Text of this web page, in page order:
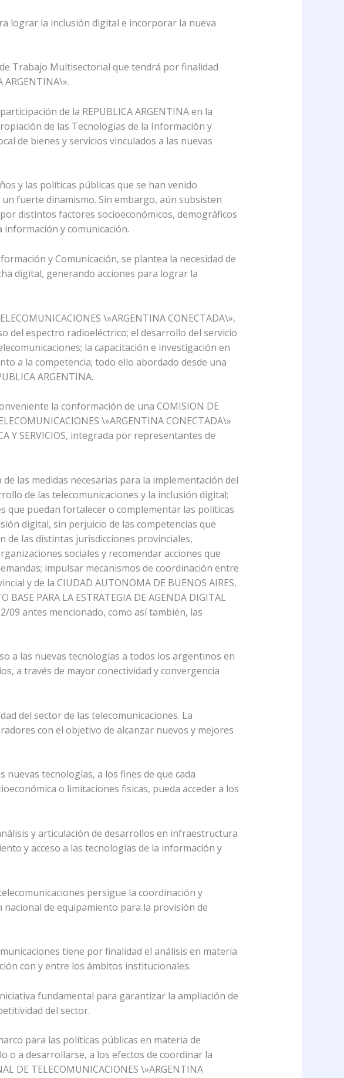
lograr la inclusión digital e incorporar la nueva
Trabajo Multisectorial que tendrá por finalidad
ARGENTINA\».
de la REPUBLICA ARGENTINA en la
de las Tecnologías de la Información y
de bienes y servicios vinculados a las nuevas
y las políticas públicas que se han venido
fuerte dinamismo. Sin embargo, aún subsisten
distintos factores socioeconómicos, demográficos
y comunicación.
y Comunicación, se plantea la necesidad de
digital, generando acciones para lograr la
\»ARGENTINA CONECTADA\»,
del espectro radioeléctrico; el desarrollo del servicio
la capacitación e investigación en
a la competencia; todo ello abordado desde una
ARGENTINA.
la conformación de una COMISION DE
\»ARGENTINA CONECTADA\»
Y SERVICIOS, integrada por representantes de
las medidas necesarias para la implementación del
de las telecomunicaciones y la inclusión digital;
que puedan fortalecer o complementar las políticas
digital, sin perjuicio de las competencias que
de las distintas jurisdicciones provinciales,
sociales y recomendar acciones que
impulsar mecanismos de coordinación entre
y de la CIUDAD AUTONOMA DE BUENOS AIRES,
PARA LA ESTRATEGIA DE AGENDA DIGITAL
09 antes mencionado, como así también, las
a las nuevas tecnologías a todos los argentinos en
a través de mayor conectividad y convergencia
del sector de las telecomunicaciones. La
con el objetivo de alcanzar nuevos y mejores
nuevas tecnologías, a los fines de que cada
o limitaciones fisicas, pueda acceder a los
y articulación de desarrollos en infraestructura
y acceso a las tecnologías de la información y
persigue la coordinación y
de equipamiento para la provisión de
tiene por finalidad el análisis en materia
con y entre los ámbitos institucionales.
fundamental para garantizar la ampliación de
del sector.
para las políticas públicas en materia de
o a desarrollarse, a los efectos de coordinar la
DE TELECOMUNICACIONES \»ARGENTINA